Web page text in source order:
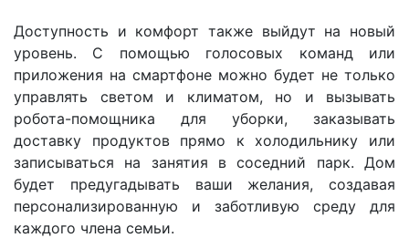
Доступность и комфорт также выйдут на новый
уровень. С помощью голосовых команд или
приложения на смартфоне можно будет не только
управлять светом и климатом, но и вызывать
робота-помощника для уборки, заказывать
доставку продуктов прямо к холодильнику или
записываться на занятия в соседний парк. Дом
будет предугадывать ваши желания, создавая
персонализированную и заботливую среду для
каждого члена семьи.